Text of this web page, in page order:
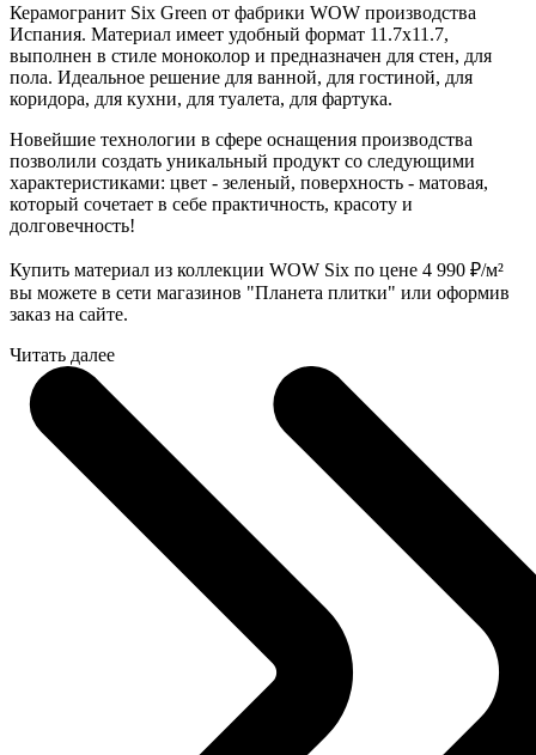
Керамогранит Six Green от фабрики WOW производства
Испания. Материал имеет удобный формат 11.7x11.7,
выполнен в стиле моноколор и предназначен для стен, для
пола. Идеальное решение для ванной, для гостиной, для
коридора, для кухни, для туалета, для фартука.
Новейшие технологии в сфере оснащения производства
позволили создать уникальный продукт со следующими
характеристиками: цвет - зеленый, поверхность - матовая,
который сочетает в себе практичность, красоту и
долговечность!
Купить материал из коллекции WOW Six по цене 4 990 ₽/м²
вы можете в сети магазинов "Планета плитки" или оформив
заказ на сайте.
Читать далее